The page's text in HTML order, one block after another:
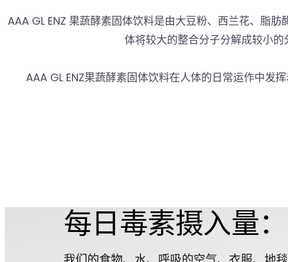
AAA GL ENZ 果蔬酵素固体饮料是由大豆粉、西兰花、脂
体将较大的整合分子分解成较小
AAA GL ENZ果蔬酵素固体饮料在人体的日常运作中发
每日毒素摄入量